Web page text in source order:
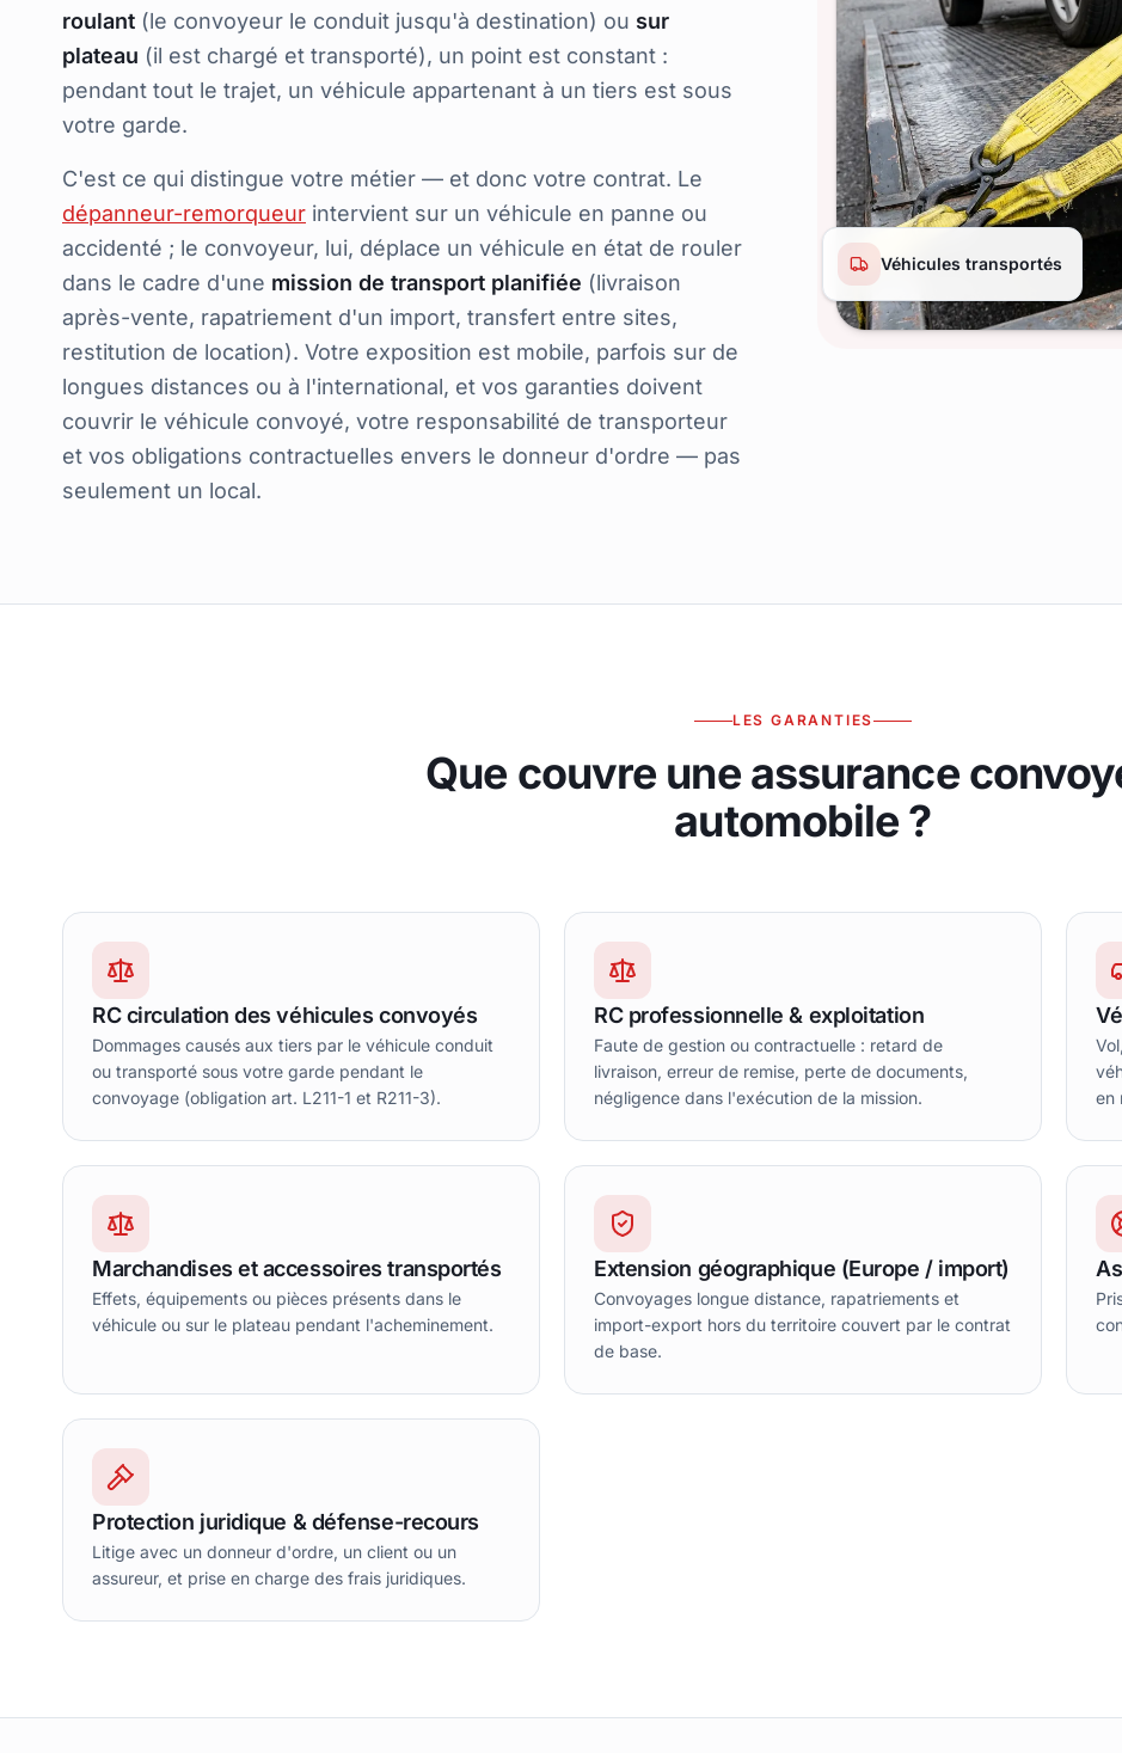
Véhicules transportés
roulant (le convoyeur le conduit jusqu'à destination) ou sur
plateau (il est chargé et transporté), un point est constant :
pendant tout le trajet, un véhicule appartenant à un tiers est sous
votre garde.
C'est ce qui distingue votre métier — et donc votre contrat. Le
dépanneur-remorqueur intervient sur un véhicule en panne ou
accidenté ; le convoyeur, lui, déplace un véhicule en état de rouler
dans le cadre d'une mission de transport planifiée (livraison
après-vente, rapatriement d'un import, transfert entre sites,
restitution de location). Votre exposition est mobile, parfois sur de
longues distances ou à l'international, et vos garanties doivent
couvrir le véhicule convoyé, votre responsabilité de transporteur
et vos obligations contractuelles envers le donneur d'ordre — pas
seulement un local.
LES GARANTIES
Que couvre une assurance
automobile ?
RC circulation des véhicules convoyés
Dommages causés aux tiers par le véhicule conduit
ou transporté sous votre garde pendant le
convoyage (obligation art. L211-1 et R211-3).
RC professionnelle & exploitation
Faute de gestion ou contractuelle : retard de
livraison, erreur de remise, perte de documents,
négligence dans l'exécution de la mission.
en
Marchandises et accessoires transportés
Effets, équipements ou pièces présents dans le
véhicule ou sur le plateau pendant l'acheminement.
Extension géographique (Europe / import)
Convoyages longue distance, rapatriements et
import-export hors du territoire couvert par le contrat
de base.
Protection juridique & défense-recours
Litige avec un donneur d'ordre, un client ou un
assureur, et prise en charge des frais juridiques.